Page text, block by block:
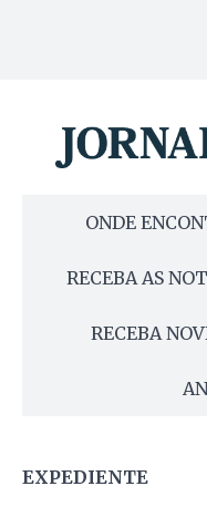
ONDE
RECEBA AS
RECEBA
EXPEDIENTE